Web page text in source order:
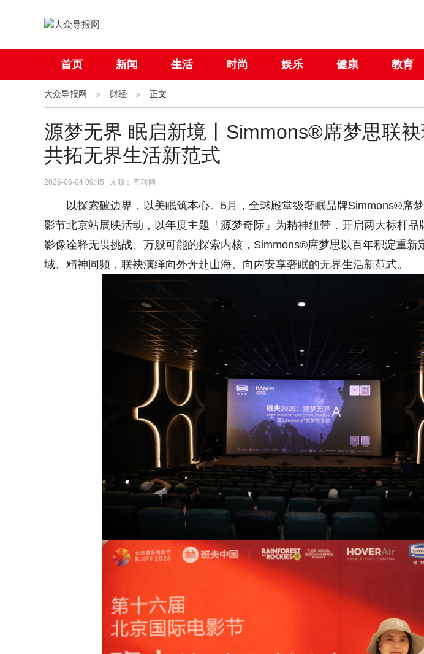
首页 新闻 生活 时尚 娱乐 健康 教育
社会 国际
大众导报网 财经 正文
源梦无界 眠启新境丨Simmons®席梦思联
共拓无界生活新范式
2026-06-04 09:45 来源： 互联网
以探索破边界，以美眠筑本心。5月，全球殿堂级奢眠品牌Simmons®席
影节北京站展映活动，以年度主题「源梦奇际」为精神纽带，开启两大标杆
影像诠释无畏挑战、万般可能的探索内核，Simmons®席梦思以百年积淀重新
域、精神同频，联袂演绎向外奔赴山海、向内安享奢眠的无界生活新范式。